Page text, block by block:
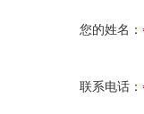
您的姓名：
联系电话：